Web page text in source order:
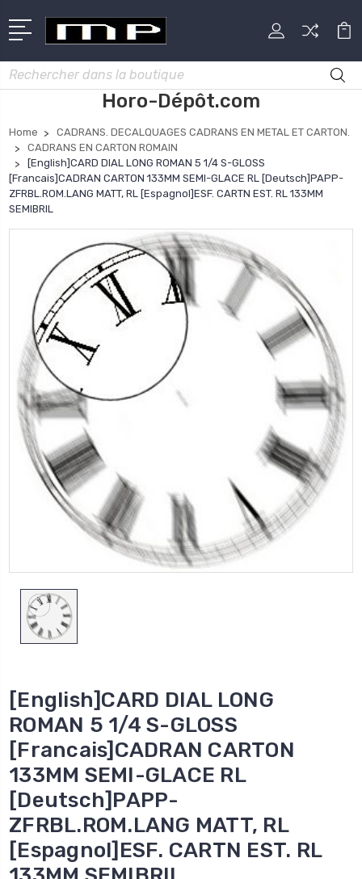
Rechercher
Horo-Dépôt.com
Home
CADRANS. DECALQUAGES CADRANS EN METAL ET CARTON.
CADRANS EN CARTON ROMAIN
[English]CARD DIAL LONG ROMAN 5 1/4 S-GLOSS
[Francais]CADRAN CARTON 133MM SEMI-GLACE RL [Deutsch]PAPP-
ZFRBL.ROM.LANG MATT, RL [Espagnol]ESF. CARTN EST. RL 133MM
SEMIBRIL
[English]CARD DIAL LONG
ROMAN 5 1/4 S-GLOSS
[Francais]CADRAN CARTON
133MM SEMI-GLACE RL
[Deutsch]PAPP-
ZFRBL.ROM.LANG MATT, RL
[Espagnol]ESF. CARTN EST. RL